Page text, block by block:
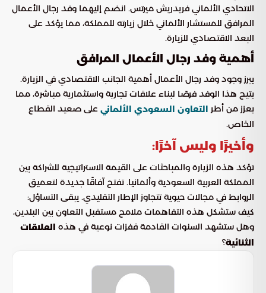
الاتحادي الألماني فريدريش ميرتس. انضم إليهما وفد رجال الأعمال
المرافق للمستشار الألماني خلال زيارته للمملكة، مما يؤكد على
البعد الاقتصادي للزيارة.
أهمية وفد رجال الأعمال المرافق
يبرز وجود وفد رجال الأعمال أهمية الجانب الاقتصادي في الزيارة.
يتيح هذا الوفد فرصًا لبناء علاقات تجارية واستثمارية مباشرة، مما
يعزز من أطر التعاون السعودي الألماني على صعيد القطاع
الخاص.
وأخيرًا وليس آخرًا:
تؤكد هذه الزيارة والمباحثات على القيمة الاستراتيجية للشراكة بين
المملكة العربية السعودية وألمانيا. تفتح آفاقًا جديدة لتعميق
الروابط في مجالات حيوية تتجاوز الإطار التقليدي. يبقى التساؤل:
كيف ستشكل هذه التفاهمات ملامح مستقبل التعاون بين البلدين،
وهل ستشهد السنوات القادمة قفزات نوعية في هذه العلاقات
الثنائية؟